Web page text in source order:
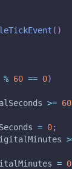
( )
% 60 == 0)
>= 60
= 0;
= 0